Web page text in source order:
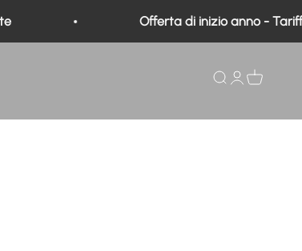
Offerta di inizio anno -
RicercaAprire un